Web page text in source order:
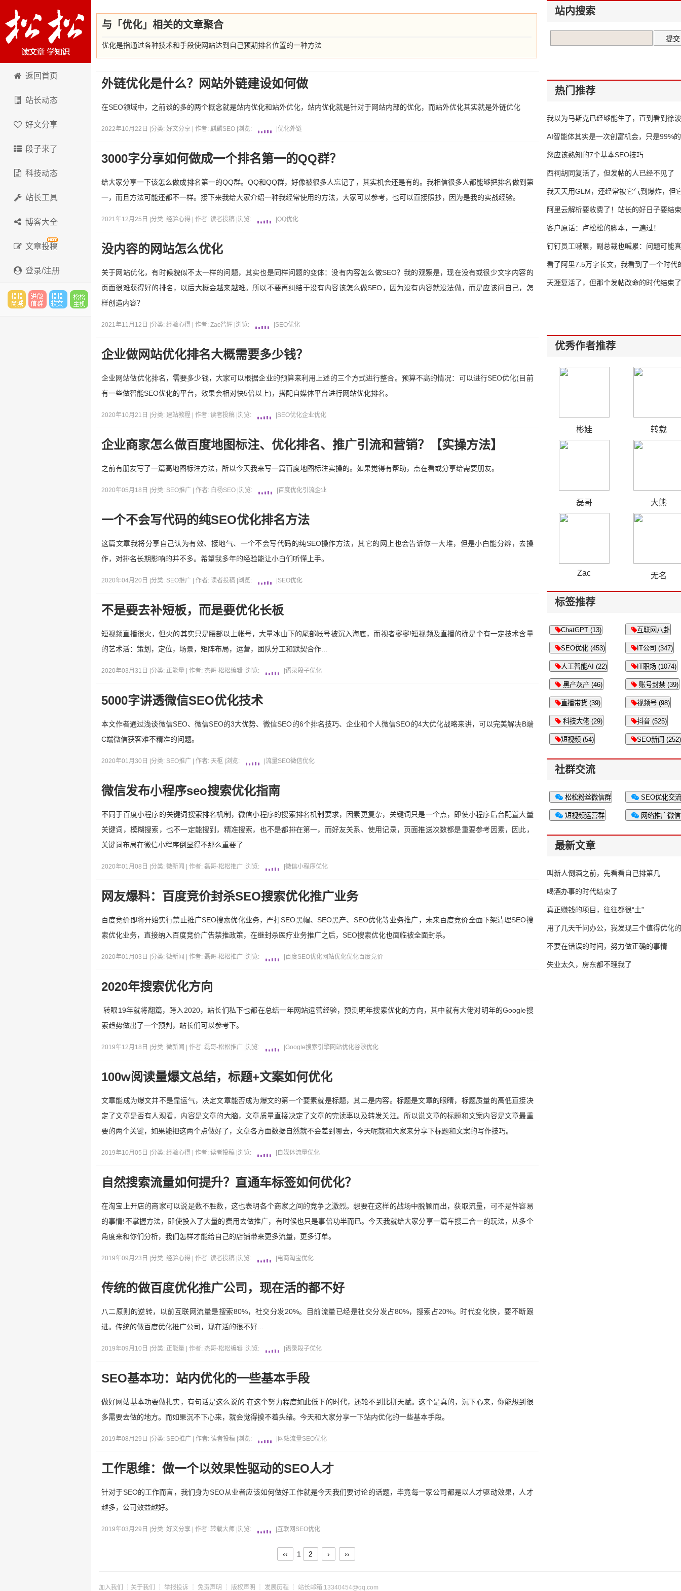
卢松松博客
返回首页
站长动态
好文分享
段子来了
科技动态
站长工具
博客大全
文章投稿
登录/注册
与「优化」相关的文章聚合
优化是指通过各种技术和手段使网站达到自己预期排名位置的一种方法
外链优化是什么？网站外链建设如何做
在SEO领域中，之前谈的多的两个概念就是站内优化和站外优化，站内优化就是针对于网站内部的优化，而站外优化其实就是外链优化
2022年10月22日 | 分类: 好文分享 | 作者: 麒麟SEO 浏览: 优化外链
3000字分享如何做成一个排名第一的QQ群？
给大家分享一下该怎么做成排名第一的QQ群。QQ和QQ群，好像被很多人忘记了，其实机会还是有的。我相信很多人都能够把排名做到第
一，而且方法可能还都不一样。接下来我给大家介绍一种我经常使用的方法，大家可以参考，也可以直接照抄，因为是我的实战经验。
2021年12月25日 | 分类: 经验心得 | 作者: 读者投稿 浏览: QQ优化
没内容的网站怎么优化
关于网站优化，有时候貌似不太一样的问题，其实也是同样问题的变体：没有内容怎么做SEO？我的观察是，现在没有或很少文字内容的
页面很难获得好的排名，以后大概会越来越难。所以不要再纠结于没有内容该怎么做SEO，因为没有内容就没法做，而是应该问自己，怎
样创造内容？
2021年11月12日 | 分类: 经验心得 | 作者: Zac昝辉 浏览: SEO优化
企业做网站优化排名大概需要多少钱？
企业网站做优化排名，需要多少钱，大家可以根据企业的预算来利用上述的三个方式进行整合。预算不高的情况：可以进行SEO优化(目前
有一些做智能SEO优化的平台，效果会相对快5倍以上)，搭配自媒体平台进行网站优化排名。
2020年10月21日 | 分类: 建站教程 | 作者: 读者投稿 浏览: SEO优化企业优化
企业商家怎么做百度地图标注、优化排名、推广引流和营销？【实操方法】
之前有朋友写了一篇高地图标注方法，所以今天我来写一篇百度地图标注实操的。如果觉得有帮助，点在看或分享给需要朋友。
2020年05月18日 | 分类: SEO推广 | 作者: 白杨SEO 浏览: 百度优化引流企业
一个不会写代码的纯SEO优化排名方法
这篇文章我将分享自己认为有效、接地气、一个不会写代码的纯SEO操作方法，其它的网上也会告诉你一大堆，但是小白能分辨，去操
作，对排名长期影响的并不多。希望我多年的经验能让小白们听懂上手。
2020年04月20日 | 分类: SEO推广 | 作者: 读者投稿 浏览: SEO优化
不是要去补短板，而是要优化长板
短视频直播很火，但火的其实只是腰部以上帐号，大量冰山下的尾部帐号被沉入海底，而视者寥寥!短视频及直播的确是个有一定技术含量
的艺术活：策划，定位，场景，矩阵布局，运营，团队分工和默契合作...
2020年03月31日 | 分类: 正能量 | 作者: 杰哥-松松编辑 浏览: 语录段子优化
5000字讲透微信SEO优化技术
本文作者通过浅谈微信SEO、微信SEO的3大优势、微信SEO的6个排名技巧、企业和个人微信SEO的4大优化战略来讲，可以完美解决B端
C端微信获客难不精准的问题。
2020年01月30日 | 分类: SEO推广 | 作者: 天枢 浏览: 流量SEO微信优化
微信发布小程序seo搜索优化指南
不同于百度小程序的关键词搜索排名机制，微信小程序的搜索排名机制要求，因素更复杂，关键词只是一个点，即使小程序后台配置大量
关键词，模糊搜索，也不一定能搜到，精准搜索，也不是都排在第一，而好友关系、使用记录，页面推送次数都是重要参考因素，因此，
关键词布局在微信小程序倒显得不那么重要了
2020年01月08日 | 分类: 微新闻 | 作者: 磊哥-松松推广 浏览: 微信小程序优化
网友爆料：百度竞价封杀SEO搜索优化推广业务
百度竞价即将开始实行禁止推广SEO搜索优化业务，严打SEO黑帽、SEO黑产、SEO优化等业务推广，未来百度竞价全面下架清理SEO搜
索优化业务，直接纳入百度竞价广告禁推政策，在继封杀医疗业务推广之后，SEO搜索优化也面临被全面封杀。
2020年01月03日 | 分类: 微新闻 | 作者: 磊哥-松松推广 浏览: 百度SEO优化网站优化优化百度竞价
2020年搜索优化方向
转眼19年就将翻篇，跨入2020，站长们私下也都在总结一年网站运营经验，预测明年搜索优化的方向，其中就有大佬对明年的Google搜
索趋势做出了一个预判，站长们可以参考下。
2019年12月18日 | 分类: 微新闻 | 作者: 磊哥-松松推广 浏览: Google搜索引擎 网站优化谷歌优化
100w阅读量爆文总结，标题+文案如何优化
文章能成为爆文并不是靠运气，决定文章能否成为爆文的第一个要素就是标题，其二是内容。标题是文章的眼睛，标题质量的高低直接决
定了文章是否有人观看，内容是文章的大脑，文章质量直接决定了文章的完读率以及转发关注。所以说文章的标题和文案内容是文章最重
要的两个关键，如果能把这两个点做好了，文章各方面数据自然就不会差到哪去，今天呢就和大家来分享下标题和文案的写作技巧。
2019年10月05日 | 分类: 经验心得 | 作者: 读者投稿 浏览: 自媒体流量优化
自然搜索流量如何提升？直通车标签如何优化？
在淘宝上开店的商家可以说是数不胜数，这也表明各个商家之间的竞争之激烈。想要在这样的战场中脱颖而出，获取流量，可不是件容易
的事情!不掌握方法，即使投入了大量的费用去做推广，有时候也只是事倍功半而已。今天我就给大家分享一篇车搜二合一的玩法，从多个
角度来和你们分析，我们怎样才能给自己的店铺带来更多流量，更多订单。
2019年09月23日 | 分类: 经验心得 | 作者: 读者投稿 浏览: 电商淘宝优化
传统的做百度优化推广公司，现在活的都不好
八二原则的逆转，以前互联网流量是搜索80%，社交分发20%。目前流量已经是社交分发占80%，搜索占20%。时代变化快，要不断跟
进。传统的做百度优化推广公司，现在活的很不好...
2019年09月10日 | 分类: 正能量 | 作者: 杰哥-松松编辑 浏览: 语录段子优化
SEO基本功：站内优化的一些基本手段
做好网站基本功要做扎实，有句话是这么说的:在这个努力程度如此低下的时代，还轮不到比拼天赋。这个是真的，沉下心来，你能想到很
多需要去做的地方。而如果沉不下心来，就会觉得摸不着头绪。今天和大家分享一下站内优化的一些基本手段。
2019年08月29日 | 分类: SEO推广 | 作者: 读者投稿 浏览: 网站流量SEO优化
工作思维：做一个以效果性驱动的SEO人才
针对于SEO的工作而言，我们身为SEO从业者应该如何做好工作就是今天我们要讨论的话题，毕竟每一家公司都是以人才驱动效果，人才
越多，公司效益越好。
2019年03月29日 | 分类: 好文分享 | 作者: 转载大师 浏览: 互联网 SEO优化
‹‹ 1 2 › ››
站内搜索
热门推荐
我以为马斯克已经够能生了，直到看到
AI智能体其实是一次创富机会，只是99%
错过了
您应该熟知的7个基本SEO技巧
西祠胡同复活了，但发帖的人已经不见了
我天天用GLM，还经常被它气到爆炸，但
16万亿
阿里云解析要收费了！站长的好日子要结
客户原话：卢松松的脚本，一遍过！
钉钉员工喊累，副总裁也喊累：问题可能
了
看了阿里7.5万字长文，我看到了一个时代
天涯复活了，但那个发帖改命的时代结束了
优秀作者推荐
彬娃 转载
磊哥 大熊
Zac 无名
标签推荐
ChatGPT (13) 互联网八卦
SEO优化 (453) IT公司 (347)
人工智能AI (22) IT职场 (1074)
黑产灰产 (46) 账号封禁 (39)
直播带货 (39) 视频号 (98)
科技大佬 (29) 抖音 (525)
短视频 (54) SEO新闻 (252)
社群交流
松松粉丝微信群 SEO优化交
短视频运营群 网络推广微
最新文章
叫新人倒酒之前，先看看自己排第几
喝酒办事的时代结束了
真正赚钱的项目，往往都很“土”
用了几天千问办公，我发现三个值得优化
不要在错误的时间，努力做正确的事情
失业太久，房东都不理我了
加入我们 关于我们 举报投诉 免责声明 版权声明 发展历程 ┊ 站长邮箱:13340454@qq.com